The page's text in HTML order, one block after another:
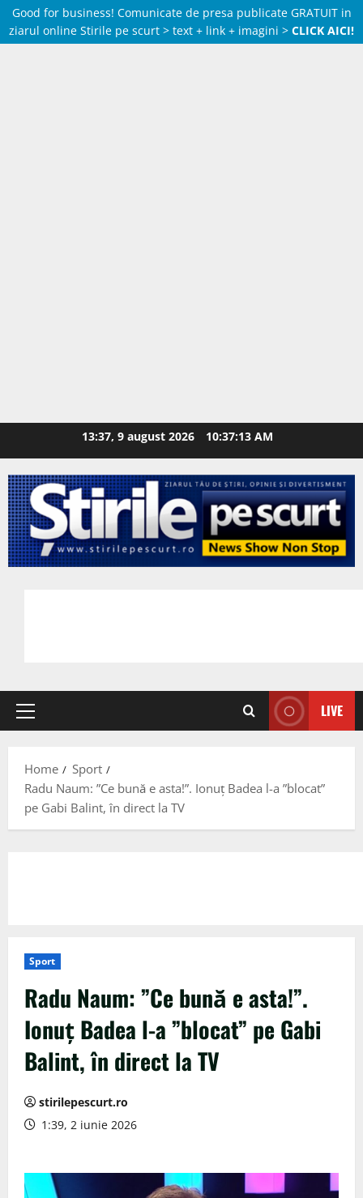
Good for business! Comunicate de presa publicate GRATUIT in
ziarul online Stirile pe scurt > text + link + imagini > CLICK AICI!
13:37, 9 august 2026 10:37:14 AM
Primary
LIVE
Home
Sport
Radu Naum: ”Ce bună e asta!”. Ionuț Badea l-a ”blocat”
pe Gabi Balint, în direct la TV
Sport
Radu Naum: ”Ce bună e asta!”.
Ionuț Badea l-a ”blocat” pe Gabi
Balint, în direct la TV
stirilepescurt.ro
1:39, 2 iunie 2026